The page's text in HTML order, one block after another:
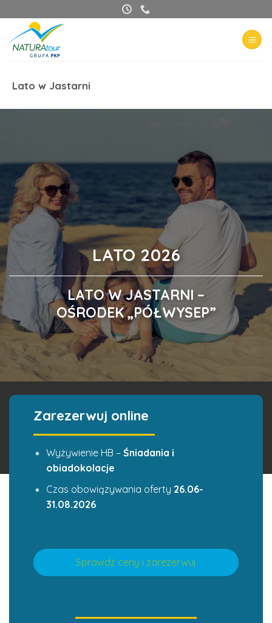
zawartości
Lato w Jastarni
LATO 2026
LATO W JASTARNI –
OŚRODEK„PÓŁWYSEP”
Zarezerwuj online
Wyżywienie HB – Śniadania i
obiadokolacje
Czas obowiązywania oferty 26.06-
31.08.2026
Sprawdź ceny i zarezerwuj